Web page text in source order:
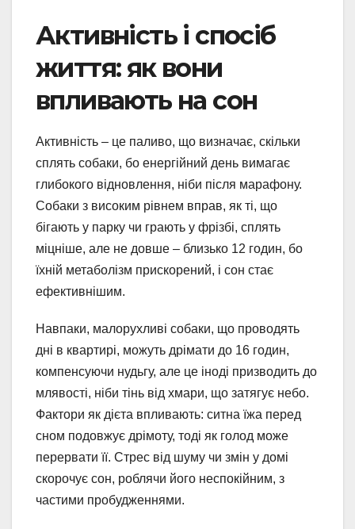
Активність і спосіб
життя: як вони
впливають на сон
Активність – це паливо, що визначає, скільки
сплять собаки, бо енергійний день вимагає
глибокого відновлення, ніби після марафону.
Собаки з високим рівнем вправ, як ті, що
бігають у парку чи грають у фрізбі, сплять
міцніше, але не довше – близько 12 годин, бо
їхній метаболізм прискорений, і сон стає
ефективнішим.
Навпаки, малорухливі собаки, що проводять
дні в квартирі, можуть дрімати до 16 годин,
компенсуючи нудьгу, але це іноді призводить до
млявості, ніби тінь від хмари, що затягує небо.
Фактори як дієта впливають: ситна їжа перед
сном подовжує дрімоту, тоді як голод може
перервати її. Стрес від шуму чи змін у домі
скорочує сон, роблячи його неспокійним, з
частими пробудженнями.